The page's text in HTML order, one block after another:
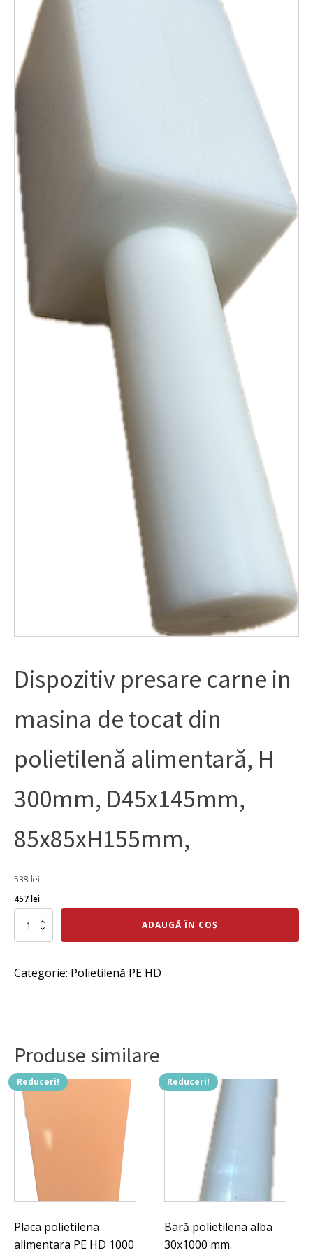
Dispozitiv presare carne in
masina de tocat din
polietilenă alimentară, H
300mm, D45x145mm,
85x85xH155mm,
538lei
Prețul
inițial
a
fost:
538 lei.
457leiPrețul
curent
este:
457 lei.
Cantitate
in
alimentară,
300mm,
D45x145mm,
85x85xH155mm,
ADAUGĂ ÎN COȘ
Categorie: Polietilenă PE HD
Produse similare
Reduceri!
Placa polietilena
alimentara PE HD 1000
Reduceri!
Bară polietilena alba
30x1000 mm.